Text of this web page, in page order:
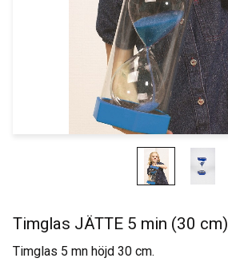
Timglas JÄTTE 5 min (30 cm)
Timglas 5 mn höjd 30 cm.